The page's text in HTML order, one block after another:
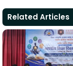
t
s
A
p
p
e
b
o
o
k
t
t
e
r
e
g
r
a
Related Articles